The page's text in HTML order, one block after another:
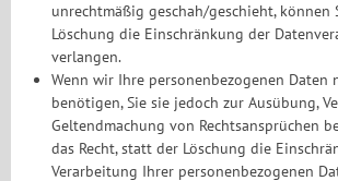
unrechtmäßig geschah/geschieht, können
Löschung die Einschränkung der
verlangen.
Wenn wir Ihre personenbezogenen Daten
benötigen, Sie sie jedoch zur Ausübung,
Geltendmachung von Rechtsansprüchen
das Recht, statt der Löschung die
Verarbeitung Ihrer personenbezogenen